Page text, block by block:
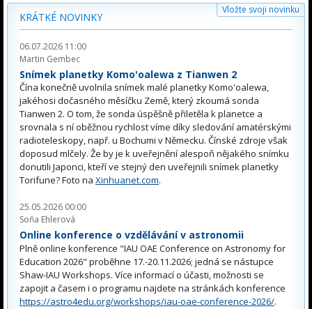
Vložte svoji novinku
KRÁTKÉ NOVINKY
06.07.2026 11:00
Martin Gembec
Snímek planetky Komo'oalewa z Tianwen 2
Čína konečně uvolnila snímek malé planetky Komo'oalewa,
jakéhosi dočasného měsíčku Země, který zkoumá sonda
Tianwen 2. O tom, že sonda úspěšně přiletěla k planetce a
srovnala s ní oběžnou rychlost víme díky sledování amatérskými
radioteleskopy, např. u Bochumi v Německu. Čínské zdroje však
doposud mlčely. Že by je k uveřejnění alespoň nějakého snímku
donutili Japonci, kteří ve stejný den uveřejnili snímek planetky
Torifune? Foto na Xinhuanet.com.
25.05.2026 00:00
Soňa Ehlerová
Online konference o vzdělávání v astronomii
Plně online konference "IAU OAE Conference on Astronomy for
Education 2026" proběhne 17.-20.11.2026; jedná se nástupce
Shaw-IAU Workshops. Více informací o účasti, možnosti se
zapojit a časem i o programu najdete na stránkách konference
https://astro4edu.org/workshops/iau-oae-conference-2026/.